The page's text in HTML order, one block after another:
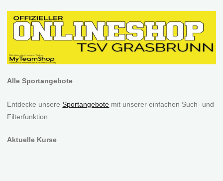
Alle Sportangebote
Entdecke unsereSportangebote mit unserer einfachen Such- und
Filterfunktion.
Aktuelle Kurse